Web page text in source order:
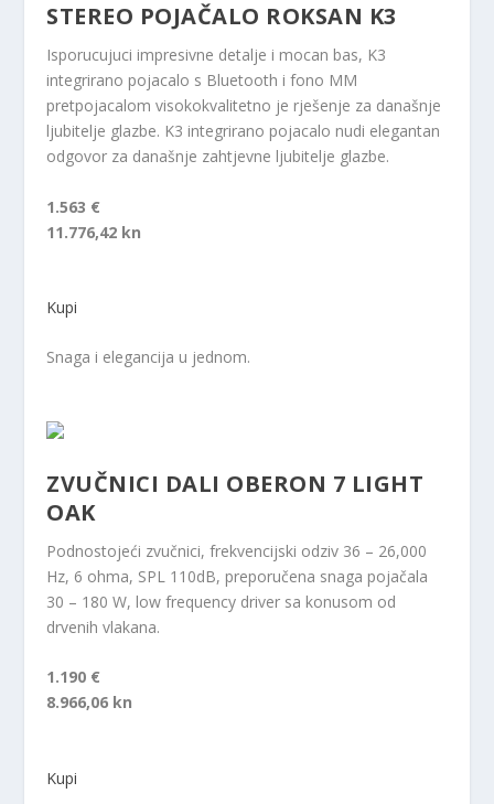
STEREO POJAČALO ROKSAN K3
Isporucujuci impresivne detalje i mocan bas, K3
integrirano pojacalo s Bluetooth i fono MM
pretpojacalom visokokvalitetno je rješenje za današnje
ljubitelje glazbe. K3 integrirano pojacalo nudi elegantan
odgovor za današnje zahtjevne ljubitelje glazbe.
1.563 €
11.776,42 kn
Kupi
Snaga i elegancija u jednom.
ZVUČNICI DALI OBERON 7 LIGHT
OAK
Podnostojeći zvučnici, frekvencijski odziv 36 – 26,000
Hz, 6 ohma, SPL 110dB, preporučena snaga pojačala
30 – 180 W, low frequency driver sa konusom od
drvenih vlakana.
1.190 €
8.966,06 kn
Kupi